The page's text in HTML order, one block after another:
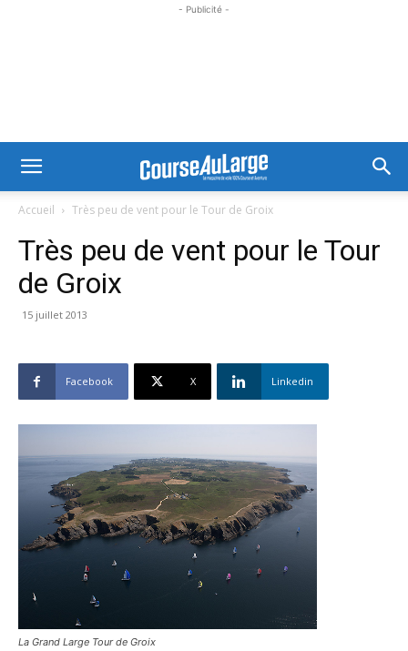
- Publicité -
Accueil Très peu de vent pour le Tour de Groix
Très peu de vent pour le Tour
de Groix
15 juillet 2013
Facebook X Linkedin
La Grand Large Tour de Groix